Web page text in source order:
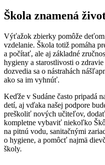
Škola znamená
Výťažok zbierky pomôže
vzdelanie. Škola totiž pomáha
a počítať, ale aj základné
hygieny a starostlivosti o
dozvedia sa o nástrahách
ako sa im vyhnúť.
Keďže v Sudáne často pripadá
detí, aj vďaka našej podpore
preškoliť nových učiteľov,
kompletne vybaviť niekoľko
na pitnú vodu, sanitačnými
o hygiene, a pomôcť najmä
školy.